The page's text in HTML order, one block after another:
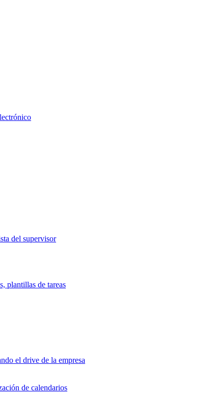
del supervisor
plantillas de tareas
el drive de la empresa
de calendarios